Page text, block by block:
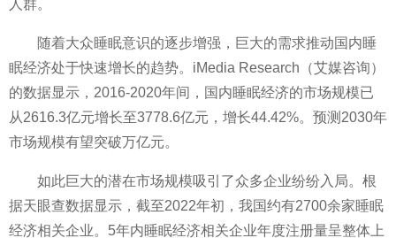
人群。
随着大众睡眠意识的逐步增强，巨大的需求推动国内睡
眠经济处于快速增长的趋势。iMedia Research（艾媒咨询）
的数据显示，2016-2020年间，国内睡眠经济的市场规模已
从2616.3亿元增长至3778.6亿元，增长44.42%。预测2030年
市场规模有望突破万亿元。
如此巨大的潜在市场规模吸引了众多企业纷纷入局。根
据天眼查数据显示，截至2022年初，我国约有2700余家睡眠
经济相关企业。5年内睡眠经济相关企业年度注册量呈整体上